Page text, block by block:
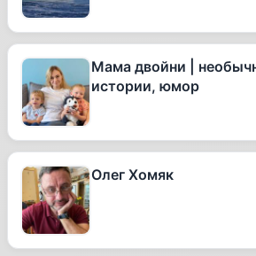
Мама двойни |
истории, юмор
Олег Хомяк